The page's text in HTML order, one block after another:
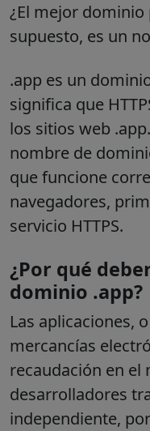
¿El mejor dominio
supuesto, es un
.app es un
significa que
los sitios web
nombre de
que funcione
navegadores,
servicio HTTPS.
¿Por qué
dominio .app?
Las aplicaciones,
mercancías
recaudación en el
desarrolladores
independiente,